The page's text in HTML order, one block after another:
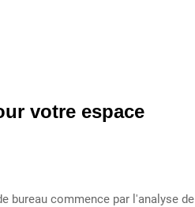
votre espace
bureau commence par l'analyse de